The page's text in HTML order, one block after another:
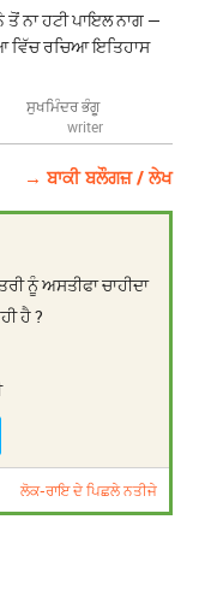
ਨਾ ਹਟੀ ਪਾਇਲ ਨਾਗ —
ਵਿੱਚ ਰਚਿਆ ਇਤਿਹਾਸ
ਸੁਖਮਿੰਦਰ ਭੰਗੂ
writer
→ ਬਾਕੀ ਬਲੌਗਜ਼ / ਲੇਖ
ਨੂੰ ਅਸਤੀਫਾ ਚਾਹੀਦਾ
ਹੈ ?
ਲੋਕ-ਰਾਇ ਦੇ ਪਿਛਲੇ ਨਤੀਜੇ